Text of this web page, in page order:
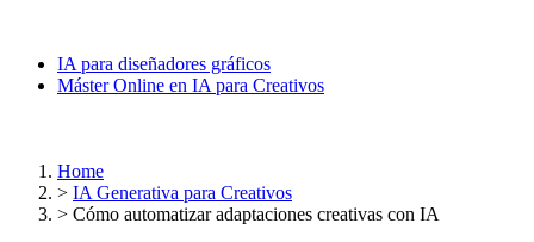
IA para diseñadores gráficos
Máster Online en IA para Creativos
Home
> IA Generativa para Creativos
> Cómo automatizar adaptaciones creativas con IA